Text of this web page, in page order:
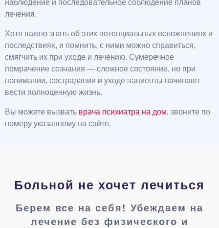
наблюдение и последовательное соблюдение планов
лечения.
Хотя важно знать об этих потенциальных осложнениях и
последствиях, и помнить, с ними можно справиться,
смягчить их при уходе и лечению. Сумеречное
помрачение сознания — сложное состояние, но при
понимании, сострадании и уходе пациенты начинают
вести полноценную жизнь.
Вы можете вызвать врача психиатра на дом, звоните по
номеру указанному на сайте.
Больной не хочет лечиться
Берем все на себя! Убеждаем на
лечение без физического и